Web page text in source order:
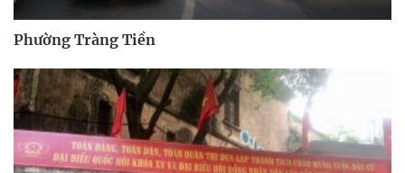
Phường Tràng Tiền